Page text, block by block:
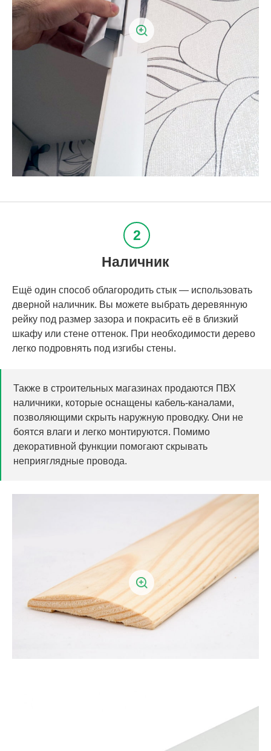
Наличник
Ещё один способ облагородить стык — использовать
дверной наличник. Вы можете выбрать деревянную
рейку под размер зазора и покрасить её в близкий
шкафу или стене оттенок. При необходимости дерево
легко подровнять под изгибы стены.
Также в строительных магазинах продаются ПВХ
наличники, которые оснащены кабель-каналами,
позволяющими скрыть наружную проводку. Они не
боятся влаги и легко монтируются. Помимо
декоративной функции помогают скрывать
неприяглядные провода.